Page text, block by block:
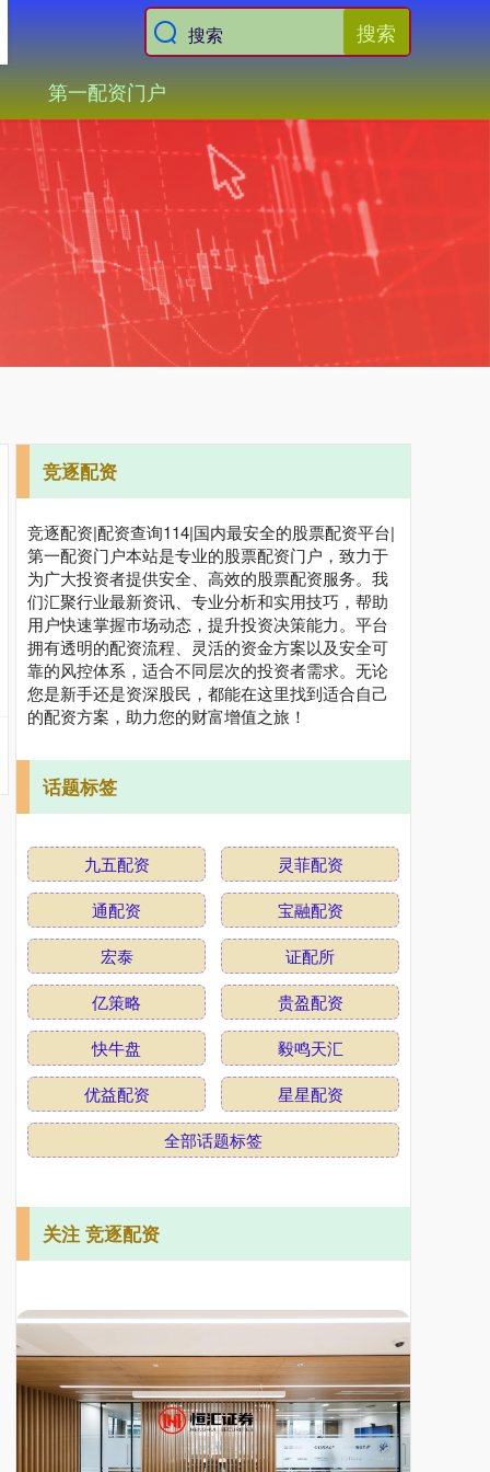
搜索
第一配资门户
竞逐配资
竞逐配资|配资查询114|国内最安全的股票配资平台|
第一配资门户本站是专业的股票配资门户，致力于
为广大投资者提供安全、高效的股票配资服务。我
们汇聚行业最新资讯、专业分析和实用技巧，帮助
用户快速掌握市场动态，提升投资决策能力。平台
拥有透明的配资流程、灵活的资金方案以及安全可
靠的风控体系，适合不同层次的投资者需求。无论
您是新手还是资深股民，都能在这里找到适合自己
的配资方案，助力您的财富增值之旅！
话题标签
九五配资
灵菲配资
通配资
宝融配资
宏泰
证配所
亿策略
贵盈配资
快牛盘
毅鸣天汇
优益配资
星星配资
全部话题标签
关注 竞逐配资